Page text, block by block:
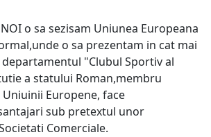
o sa sezisam Uniunea Europeana
o sa prezentam in cat mai
"Clubul Sportiv al
a statului Roman,membru
Uniuinii Europene, face
sub pretextul unor
Comerciale.